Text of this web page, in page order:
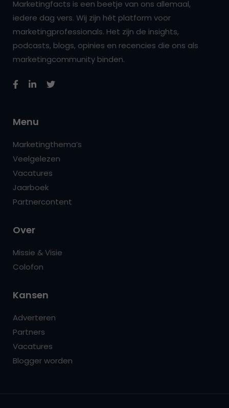
Marketingfacts is een beetje van ons allemaal,
iedere dag vers. Wij zijn hét platform voor
marketingprofessionals. Het zijn de insights,
podcasts, blogs, opinies en recencies die ons als
marketingcommunity binden.
Menu
Marketingthema’s
Veelgelezen
Vacatures
Jaarboek
Partnercontent
Over
Missie & Visie
Colofon
Kansen
Adverteren
Partners
Vacatures
Blogger worden